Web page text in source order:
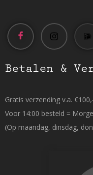
Betalen &
Gratis verzending v.a.
Voor 14:00 besteld =
(Op maandag, dinsdag,